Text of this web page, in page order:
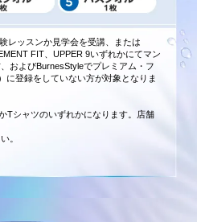
レッスンか見学会を受講、または
FIT、UPPER 9いずれかにてマン
およびBurnesStyleでプレミアム・フ
に登録をしていない方が対象となりま
Tシャツのいずれかになります。店舗
。